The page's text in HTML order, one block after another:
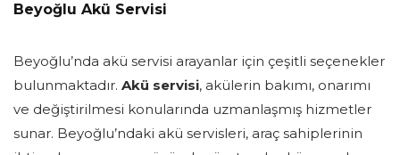
Beyoğlu Akü Servisi
Beyoğlu’nda akü servisi arayanlar için çeşitli seçenekler
bulunmaktadır. Akü servisi, akülerin bakımı, onarımı
ve değiştirilmesi konularında uzmanlaşmış hizmetler
sunar. Beyoğlu’ndaki akü servisleri, araç sahiplerinin